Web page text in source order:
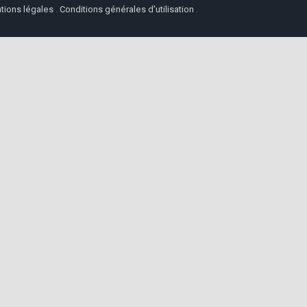
légales . Conditions générales d'utilisation .